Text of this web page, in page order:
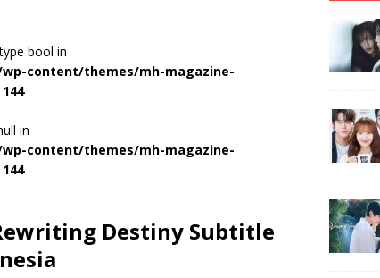
bool in
content/themes/mh-magazine-
144
in
content/themes/mh-magazine-
144
Destiny Subtitle